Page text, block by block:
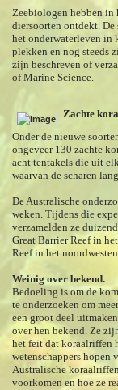
Zeebiologen hebben in
diersoorten ontdekt.
het onderwaterleven in
plekken en nog steeds
zijn beschreven of
of Marine Science.
Zachte
Onder de nieuwe
ongeveer 130 zachte
acht tentakels die uit
waarvan de scharen
De Australische
weken. Tijdens die
verzamelden ze
Great Barrier Reef in
Reef in het
Weinig over bekend.
Bedoeling is om de
te onderzoeken om
een groot deel
over hen bekend. Ze
het feit dat koraalriffen
wetenschappers hopen
Australische
voorkomen en hoe ze